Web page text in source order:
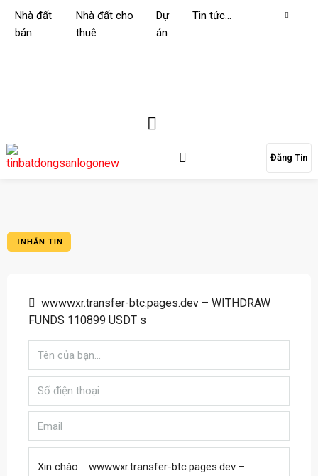
Nhà đất
bán
Nhà đất cho
thuê
Dự
án
Tin tức…
Đăng Tin
NHẮN TIN
wwwwxr.transfer-btc.pages.dev – WITHDRAW
FUNDS 110899 USDT s